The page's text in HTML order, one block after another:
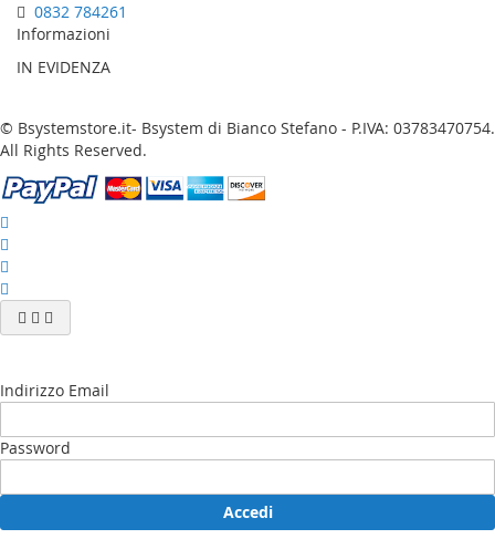
0832 784261
Informazioni
IN EVIDENZA
© Bsystemstore.it- Bsystem di Bianco Stefano - P.IVA: 03783470754.
All Rights Reserved.
Indirizzo Email
Password
Accedi